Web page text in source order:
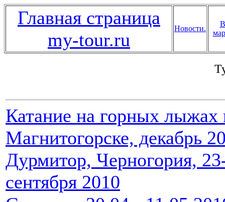
Главная страница
my-tour.ru
Новости.
Катание на горных лыжах
Магнитогорске, декабрь
Дурмитор, Черногория,
сентября 2010